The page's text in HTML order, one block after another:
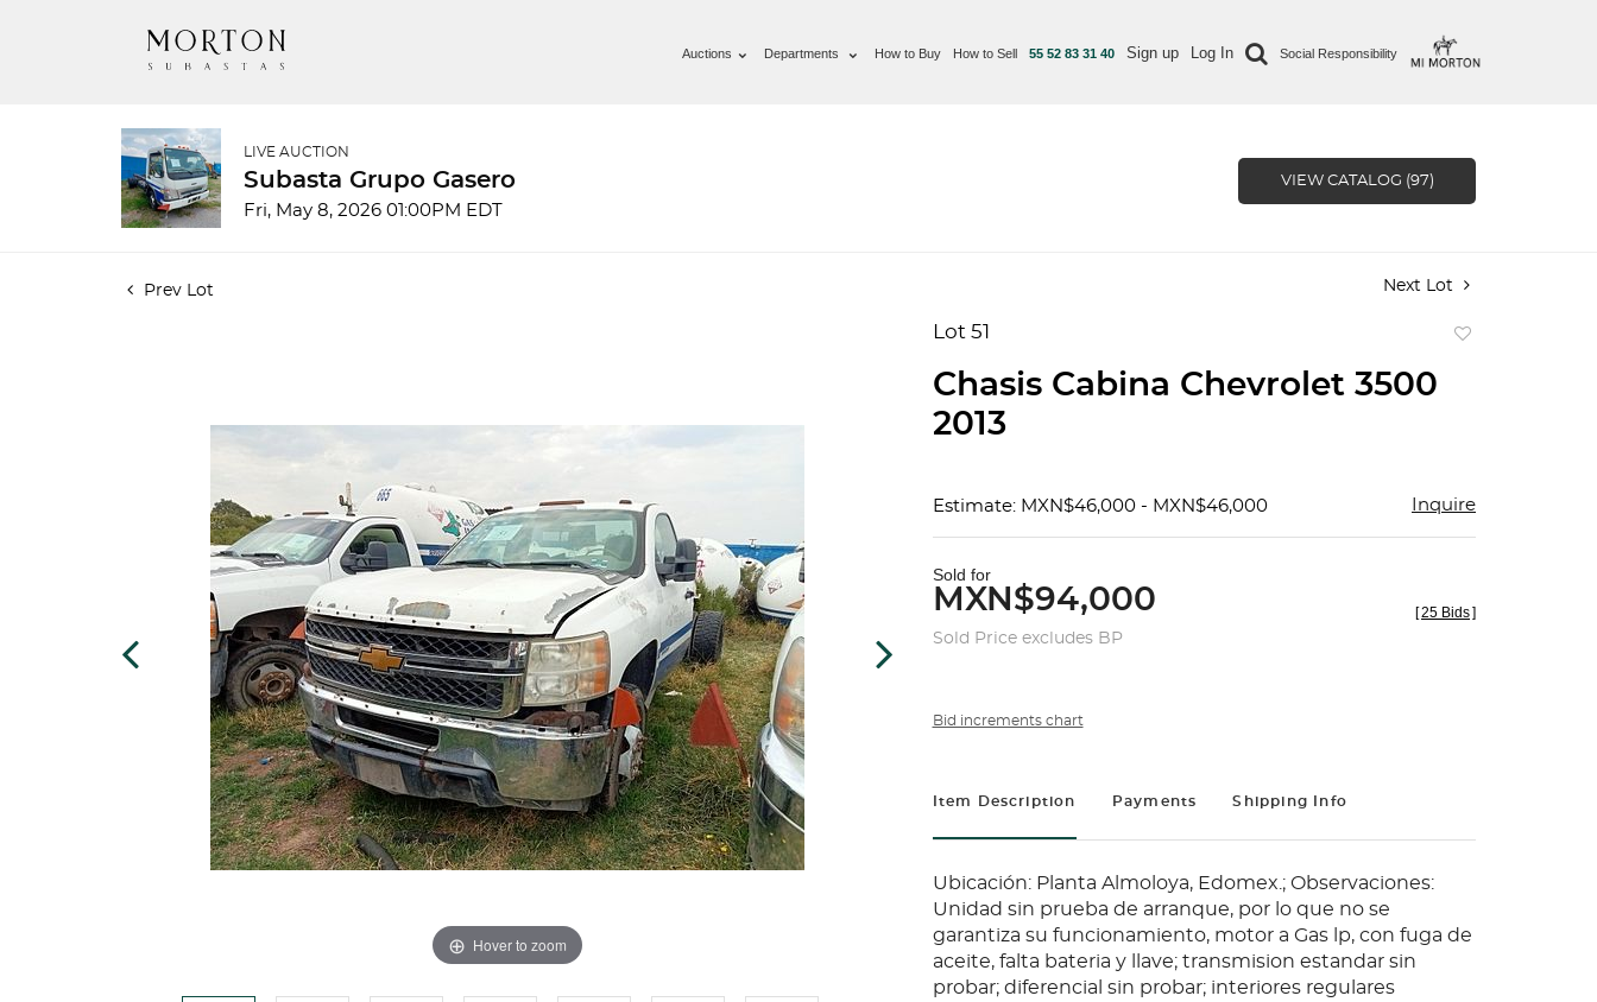
Auctions Departments How to Buy How to Sell 55 52 83 31 40 Sign up Log In Social Responsibility
LIVE AUCTION
Subasta Grupo Gasero
Fri, May 8, 2026 01:00PM EDT
VIEW CATALOG (97)
Prev Lot Next Lot
Hover to zoom
Lot 51
Chasis Cabina Chevrolet 3500
2013
Estimate: MXN$46,000 - MXN$46,000 Inquire
Sold for
MXN$94,000
Sold Price excludes BP
[25 Bids]
Bid increments chart
Item Description Payments Shipping Info
Ubicación: Planta Almoloya, Edomex.; Observaciones:
Unidad sin prueba de arranque, por lo que no se
garantiza su funcionamiento, motor a Gas lp, con fuga de
aceite, falta bateria y llave; transmision estandar sin
probar; diferencial sin probar; interiores regulares